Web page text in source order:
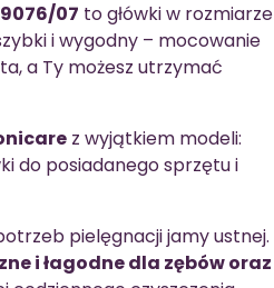
07 to główki w rozmiarze
i wygodny – mocowanie
a Ty możesz utrzymać
z wyjątkiem modeli:
do posiadanego sprzętu i
pielęgnacji jamy ustnej.
i łagodne dla zębów oraz